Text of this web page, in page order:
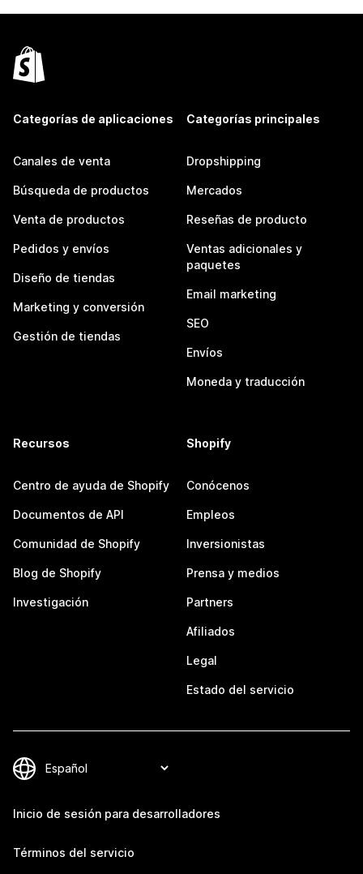
Categorías de aplicaciones
Canales de venta
Búsqueda de productos
Venta de productos
Pedidos y envíos
Diseño de tiendas
Marketing y conversión
Gestión de tiendas
Categorías principales
Dropshipping
Mercados
Reseñas de producto
Ventas adicionales y
paquetes
Email marketing
SEO
Envíos
Moneda y traducción
Recursos
Centro de ayuda de Shopify
Documentos de API
Comunidad de Shopify
Blog de Shopify
Investigación
Shopify
Conócenos
Empleos
Inversionistas
Prensa y medios
Partners
Afiliados
Legal
Estado del servicio
Inicio de sesión para desarrolladores
Términos del servicio